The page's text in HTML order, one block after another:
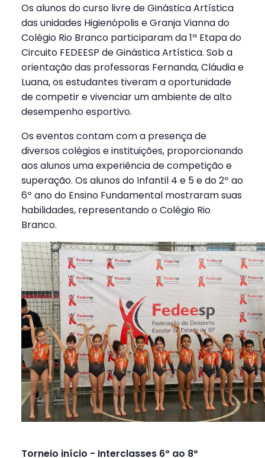
Os alunos do curso livre de Ginástica Artística
das unidades Higienópolis e Granja Vianna do
Colégio Rio Branco participaram da 1ª Etapa do
Circuito FEDEESP de Ginástica Artística. Sob a
orientação das professoras Fernanda, Cláudia e
Luana, os estudantes tiveram a oportunidade
de competir e vivenciar um ambiente de alto
desempenho esportivo.
Os eventos contam com a presença de
diversos colégios e instituições, proporcionando
aos alunos uma experiência de competição e
superação. Os alunos do Infantil 4 e 5 e do 2º ao
6º ano do Ensino Fundamental mostraram suas
habilidades, representando o Colégio Rio
Branco.
Torneio início - Interclasses 6º ao 8º